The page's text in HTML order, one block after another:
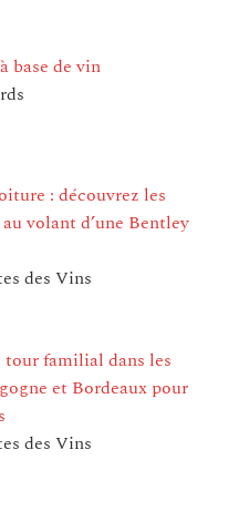
base de vin
: découvrez les
volant d’une Bentley
des Vins
familial dans les
et Bordeaux pour
des Vins